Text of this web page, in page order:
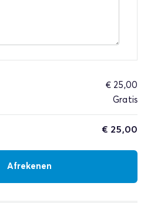
€ 25,00
Gratis
€ 25,00
Afrekenen